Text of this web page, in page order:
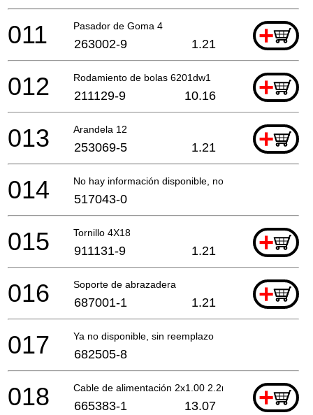
Pasador de Goma 4 +
011 263002-9 1.21
Rodamiento de bolas 6201dw1 +
012 211129-9 10.16
Arandela 12 +
013 253069-5 1.21
No hay información disponible, no se puede pedir
014 517043-0
Tornillo 4X18 +
015 911131-9 1.21
Soporte de abrazadera +
016 687001-1 1.21
Ya no disponible, sin reemplazo
017 682505-8
Cable de alimentación 2x1.00 2.2mtr +
018 665383-1 13.07